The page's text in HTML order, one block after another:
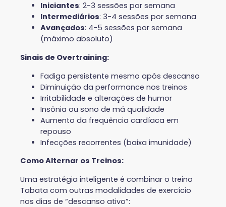
Iniciantes: 2-3 sessões por semana
Intermediários: 3-4 sessões por semana
Avançados: 4-5 sessões por semana
(máximo absoluto)
Sinais de Overtraining:
Fadiga persistente mesmo após descanso
Diminuição da performance nos treinos
Irritabilidade e alterações de humor
Insônia ou sono de má qualidade
Aumento da frequência cardíaca em
repouso
Infecções recorrentes (baixa imunidade)
Como Alternar os Treinos:
Uma estratégia inteligente é combinar o treino
Tabata com outras modalidades de exercício
nos dias de “descanso ativo”: